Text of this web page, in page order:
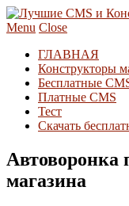
Menu Close
ГЛАВНАЯ
Конструкторы
Бесплатные
Платные CMS
Тест
Скачать
Автоворонка
магазина